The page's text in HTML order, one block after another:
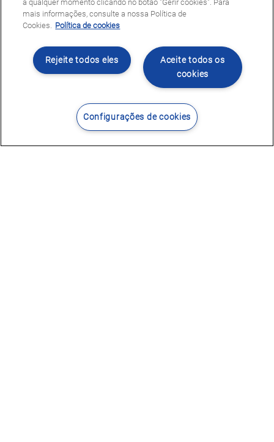
Contacte-nos Encontrar Centro
a qualquer momento clicando no botão "Gerir cookies". Para
mais informações, consulte a nossa Política de
Cookies. Política de cookies
Aceite todos os
cookies
Rejeite todos eles
Configurações de cookies